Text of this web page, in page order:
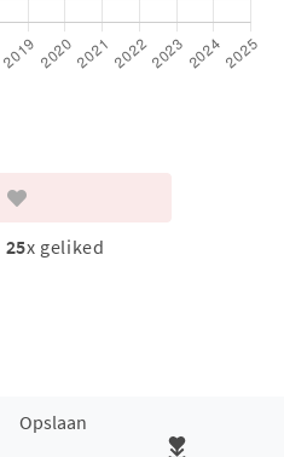
25x geliked
Opslaan